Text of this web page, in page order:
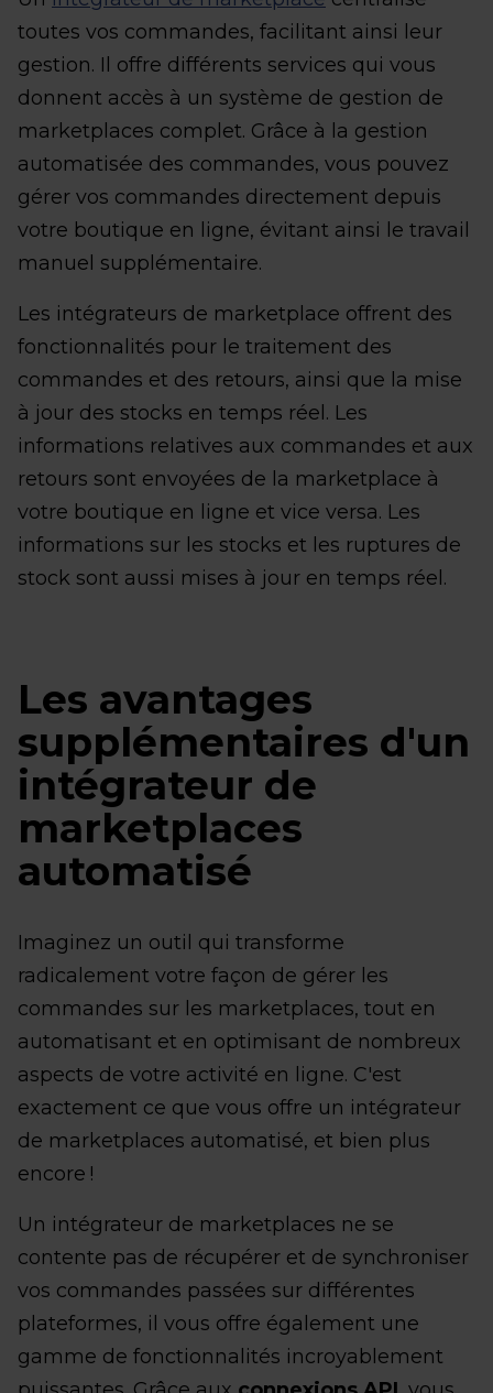
toutes vos commandes, facilitant ainsi leur
gestion. Il offre différents services qui vous
donnent accès à un système de gestion de
marketplaces complet. Grâce à la gestion
automatisée des commandes, vous pouvez
gérer vos commandes directement depuis
votre boutique en ligne, évitant ainsi le travail
manuel supplémentaire.
Les intégrateurs de marketplace offrent des
fonctionnalités pour le traitement des
commandes et des retours, ainsi que la mise
à jour des stocks en temps réel. Les
informations relatives aux commandes et aux
retours sont envoyées de la marketplace à
votre boutique en ligne et vice versa. Les
informations sur les stocks et les ruptures de
stock sont aussi mises à jour en temps réel.
Les avantages
supplémentaires d'un
intégrateur de
marketplaces
automatisé
Imaginez un outil qui transforme
radicalement votre façon de gérer les
commandes sur les marketplaces, tout en
automatisant et en optimisant de nombreux
aspects de votre activité en ligne. C'est
exactement ce que vous offre un intégrateur
de marketplaces automatisé, et bien plus
encore !
Un intégrateur de marketplaces ne se
contente pas de récupérer et de synchroniser
vos commandes passées sur différentes
plateformes, il vous offre également une
gamme de fonctionnalités incroyablement